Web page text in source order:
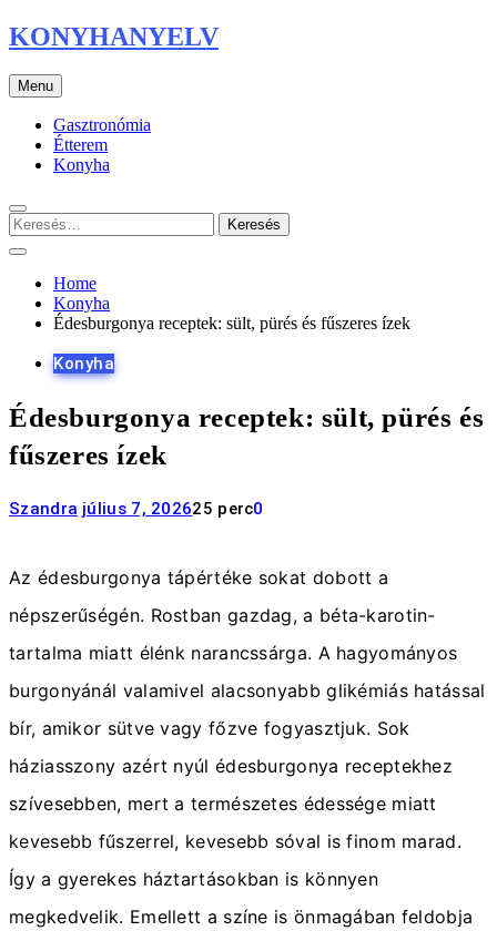
Skip
to
content
KONYHANYELV
Menu
Gasztronómia
Étterem
Konyha
Keresés:
Home
Konyha
Édesburgonya receptek: sült, pürés és fűszeres ízek
Konyha
Édesburgonya receptek: sült, pürés és
fűszeres ízek
Szandra július 7, 202625 perc0
Az édesburgonya tápértéke sokat dobott a
népszerűségén. Rostban gazdag, a béta-karotin-
tartalma miatt élénk narancssárga. A hagyományos
burgonyánál valamivel alacsonyabb glikémiás hatással
bír, amikor sütve vagy főzve fogyasztjuk. Sok
háziasszony azért nyúl édesburgonya receptekhez
szívesebben, mert a természetes édessége miatt
kevesebb fűszerrel, kevesebb sóval is finom marad.
Így a gyerekes háztartásokban is könnyen
megkedvelik. Emellett a színe is önmagában feldobja